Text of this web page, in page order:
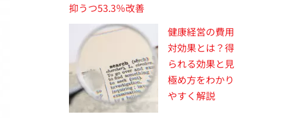
抑うつ53.3％改善
健康経営の費用
対効果とは？得
られる効果と見
極め方をわかり
やすく解説